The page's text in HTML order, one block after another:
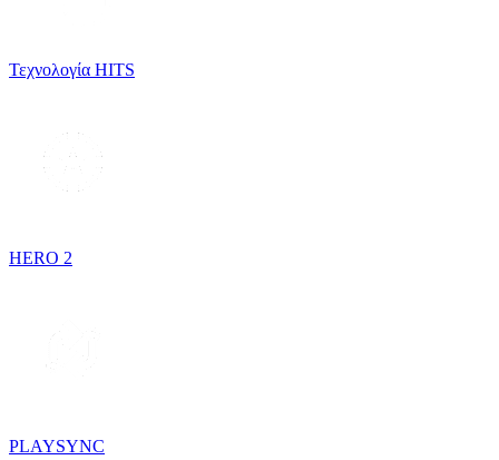
Τεχνολογία HITS
HERO 2
PLAYSYNC